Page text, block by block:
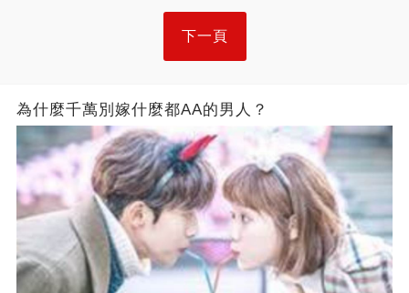
下一頁
為什麼千萬別嫁什麼都AA的男人？